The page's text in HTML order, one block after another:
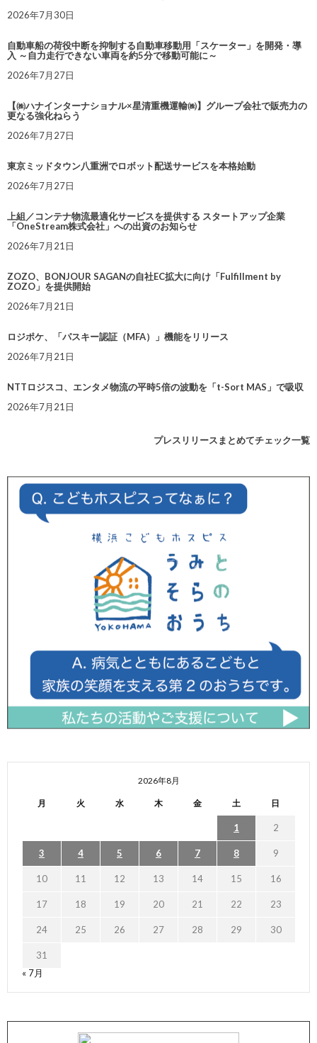
2026年7月30日
自動車船の荷役中断を抑制する自動車移動用「スケーター」を開発・導
入 ～自力走行できない車両を約5分で移動可能に～
2026年7月27日
【㈱ハナインターナショナル×星清重機運輸㈱】グループ会社で販売力の
更なる強化ねらう
2026年7月27日
東京ミッドタウン八重洲でロボット配送サービスを本格始動
2026年7月27日
上組／コンテナ物流最適化サービスを提供する スタートアップ企業
「OneStream株式会社」への出資のお知らせ
2026年7月21日
ZOZO、BONJOUR SAGANの自社EC拡大に向け「Fulfillment by
ZOZO」を提供開始
2026年7月21日
ロジポケ、「パスキー認証（MFA）」機能をリリース
2026年7月21日
NTTロジスコ、エンタメ物流の平時5倍の波動を「t-Sort MAS」で吸収
2026年7月21日
プレスリリースまとめてチェック一覧
2026年8月
月 火 水 木 金 土 日
1 2
3 4 5 6 7 8 9
10 11 12 13 14 15 16
17 18 19 20 21 22 23
24 25 26 27 28 29 30
31
« 7月